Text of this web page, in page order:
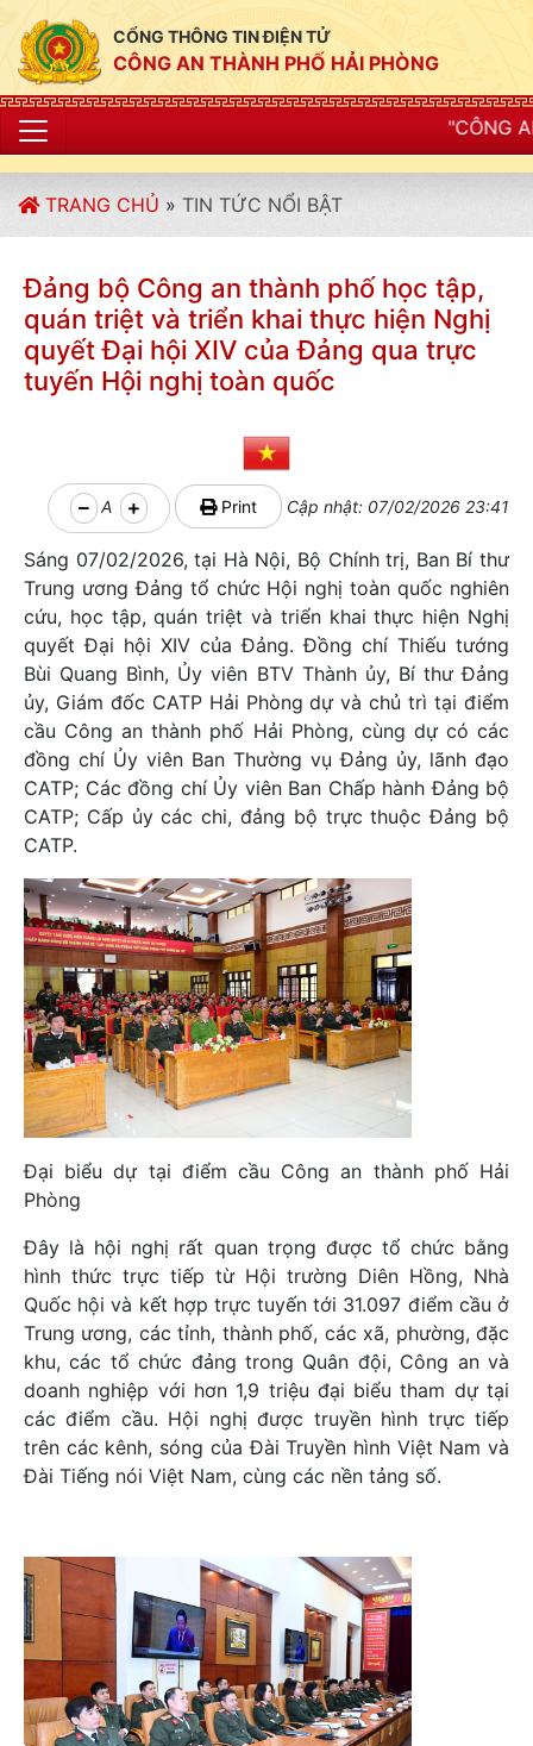
CỔNG THÔNG TIN ĐIỆN TỬ
CÔNG AN THÀNH PHỐ HẢI PHÒNG
"CÔNG AN THÀNH PHỐ
TRANG CHỦ » TIN TỨC NỔI BẬT
Đảng bộ Công an thành phố học tập,
quán triệt và triển khai thực hiện Nghị
quyết Đại hội XIV của Đảng qua trực
tuyến Hội nghị toàn quốc
A Print Cập nhật: 07/02/2026 23:41
Sáng 07/02/2026, tại Hà Nội, Bộ Chính trị, Ban Bí thư
Trung ương Đảng tổ chức Hội nghị toàn quốc nghiên
cứu, học tập, quán triệt và triển khai thực hiện Nghị
quyết Đại hội XIV của Đảng. Đồng chí Thiếu tướng
Bùi Quang Bình, Ủy viên BTV Thành ủy, Bí thư Đảng
ủy, Giám đốc CATP Hải Phòng dự và chủ trì tại điểm
cầu Công an thành phố Hải Phòng, cùng dự có các
đồng chí Ủy viên Ban Thường vụ Đảng ủy, lãnh đạo
CATP; Các đồng chí Ủy viên Ban Chấp hành Đảng bộ
CATP; Cấp ủy các chi, đảng bộ trực thuộc Đảng bộ
CATP.
Đại biểu dự tại điểm cầu Công an thành phố Hải
Phòng
Đây là hội nghị rất quan trọng được tổ chức bằng
hình thức trực tiếp từ Hội trường Diên Hồng, Nhà
Quốc hội và kết hợp trực tuyến tới 31.097 điểm cầu ở
Trung ương, các tỉnh, thành phố, các xã, phường, đặc
khu, các tổ chức đảng trong Quân đội, Công an và
doanh nghiệp với hơn 1,9 triệu đại biểu tham dự tại
các điểm cầu. Hội nghị được truyền hình trực tiếp
trên các kênh, sóng của Đài Truyền hình Việt Nam và
Đài Tiếng nói Việt Nam, cùng các nền tảng số.